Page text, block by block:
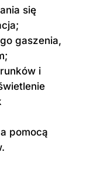
się
gaszenia,
i
pomocą